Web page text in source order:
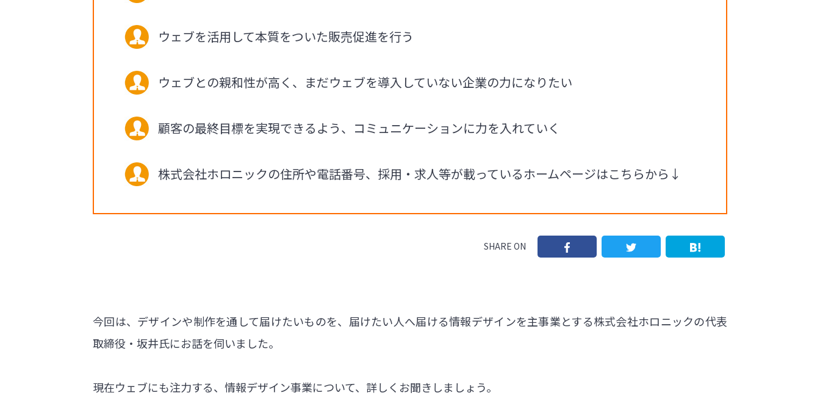
ウェブを活用して本質をついた販売促進を行う
ウェブとの親和性が高く、まだウェブを導入していない企業の力になりたい
顧客の最終目標を実現できるよう、コミュニケーションに力を入れていく
株式会社ホロニックの住所や電話番号、採用・求人等が載っているホームページはこちらから↓
SHARE ON
今回は、デザインや制作を通して届けたいものを、届けたい人へ届ける情報デザインを主事業とする株式会社ホロニックの代表
取締役・坂井氏にお話を伺いました。
現在ウェブにも注力する、情報デザイン事業について、詳しくお聞きしましょう。